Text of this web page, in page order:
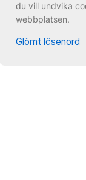
du vill undvika
webbplatsen.
Glömt lösenord